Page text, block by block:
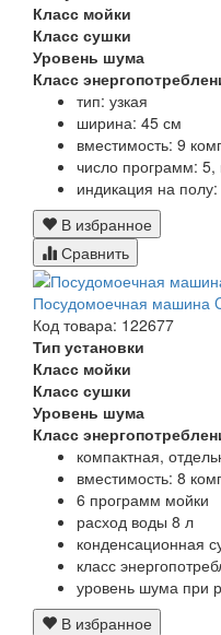
Класс мойки
Класс сушки
Уровень шума
Класс
тип: узкая
ширина: 45 см
вместимость: 9
число программ: 5,
индикация на полу:
В избранное
Сравнить
Посудомоечная машина
Код товара: 122677
Тип установки
Класс мойки
Класс сушки
Уровень шума
Класс
компактная,
вместимость: 8
6 программ мойки
расход воды 8 л
конденсационная
класс
уровень шума при
В избранное